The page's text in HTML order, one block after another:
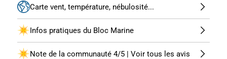
Carte vent, température, nébulosité...
Infos pratiques du Bloc Marine
Note de la communauté 4/5 | Voir tous les avis